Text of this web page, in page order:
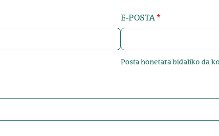
E-POSTA
Posta honetara bidaliko da